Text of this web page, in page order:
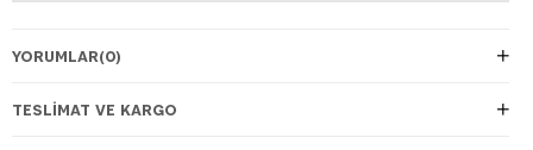
YORUMLAR(0)
TESLIMAT VE KARGO